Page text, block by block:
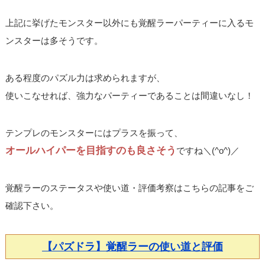
上記に挙げたモンスター以外にも覚醒ラーパーティーに入るモ
ンスターは多そうです。
ある程度のパズル力は求められますが、
使いこなせれば、強力なパーティーであることは間違いなし！
テンプレのモンスターにはプラスを振って、
オールハイパーを目指すのも良さそう ですね＼(^o^)／
覚醒ラーのステータスや使い道・評価考察はこちらの記事をご
確認下さい。
【パズドラ】覚醒ラーの使い道と評価